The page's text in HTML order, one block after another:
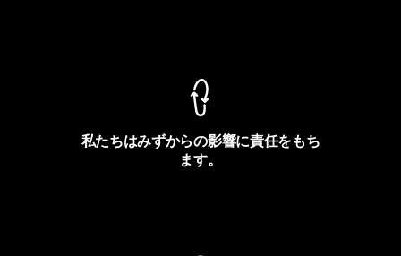
私たちはみずからの影響に責任をもち
ます。